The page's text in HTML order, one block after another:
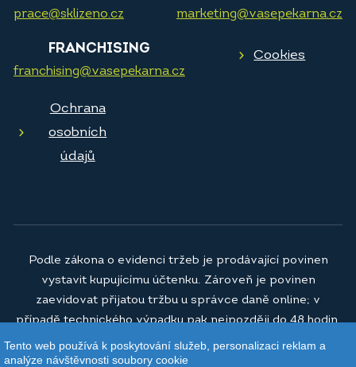
prace@sklizeno.cz marketing@vasepekarna.cz
FRANCHISING
franchising@vasepekarna.cz
Cookies
Ochrana
osobních
údajů
© 2026Vaše pekárna a.s.
Podle zákona o evidenci tržeb je prodávající povinen
vystavit kupujícímu účtenku. Zároveň je povinen
zaevidovat přijatou tržbu u správce daně online; v
případě technického výpadku pak nejpozději do 48 hodin.
Tento web používá k poskytování služeb, personalizaci reklam a
analýze návštěvnosti soubory cookie